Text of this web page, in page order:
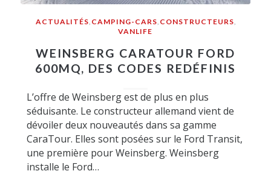
ACTUALITÉS CAMPING-CARS CONSTRUCTEURS
VANLIFE
WEINSBERG CARATOUR FORD
600MQ, DES CODES REDÉFINIS
L’offre de Weinsberg est de plus en plus
séduisante. Le constructeur allemand vient de
dévoiler deux nouveautés dans sa gamme
CaraTour. Elles sont posées sur le Ford Transit,
une première pour Weinsberg. Weinsberg
installe le Ford…